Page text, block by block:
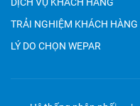
TRẢI NGHIỆM KHÁCH HÀNG
LÝ DO CHỌN WEPAR